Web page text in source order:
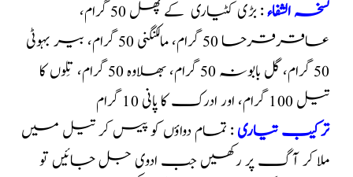
نسخہ الشفاء
: بڑی کٹیاری کے پھل 50 گرام،
عاقرقرحا 50 گرام، مالکنگنی 50 گرام، بیر بہوٹی
50 گرام، گل بابونہ 50 گرام، بھلاوہ 50 گرام، تِلوں کا
تیل 100 گرام، اور ادرک کا پانی 10 گرام
ترکیب تیاری: تمام دواؤں کو پیس کر تیل میں
ملا کر آگ پر رکھیں جب ادوی جل جائیں تو